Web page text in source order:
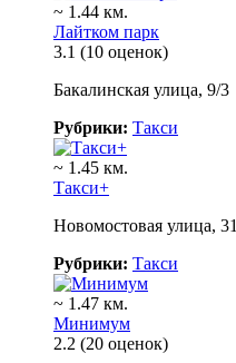
~ 1.44 км.
Лайтком парк
3.1 (10 оценок)
Бакалинская улица, 9/3
Рубрики: Такси
~ 1.45 км.
Такси+
Новомостовая улица, 31
Рубрики: Такси
~ 1.47 км.
Минимум
2.2 (20 оценок)